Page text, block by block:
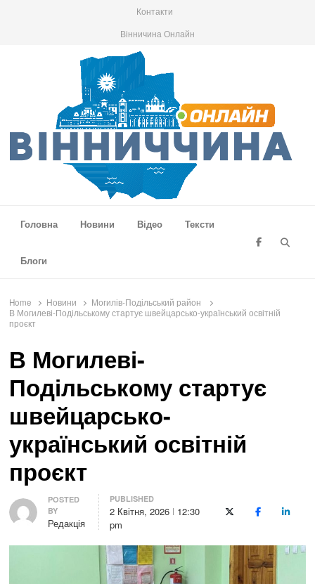
Контакти
Вінничина Онлайн
Головна
Новини Відео Тексти
Блоги
Home Новини
Могилів-Подільський район
В Могилеві-Подільському стартує швейцарсько-український освітній
проєкт
В Могилеві-
Подільському стартує
швейцарсько-
український освітній
проєкт
Author
POSTED
BY
Редакція
PUBLISHED
2 Квітня, 2026
12:30
pm
X (Twitter)Facebook